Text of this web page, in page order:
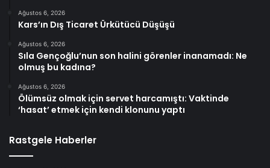
Ağustos 6, 2026
Kars’ın Dış Ticaret Ürkütücü Düşüşü
Ağustos 6, 2026
Sıla Gençoğlu’nun son halini görenler inanamadı: Ne
olmuş bu kadına?
Ağustos 6, 2026
Ölümsüz olmak için servet harcamıştı: Vaktinde
‘hasat’ etmek için kendi klonunu yaptı
Rastgele Haberler